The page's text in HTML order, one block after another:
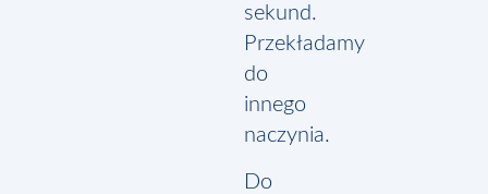
sekund.
Przekładamy
do
innego
naczynia.
Do